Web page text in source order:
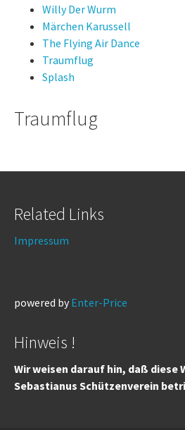
Willy Der Wurm
Märchen Karussell
The Flying Air Dance
Traumflug
Splash
Traumflug
Related Links
Impressum
powered by Enter-Price
Hinweis !
Wir weisen darauf hin, daß diese
Sebastianus Schützenverein